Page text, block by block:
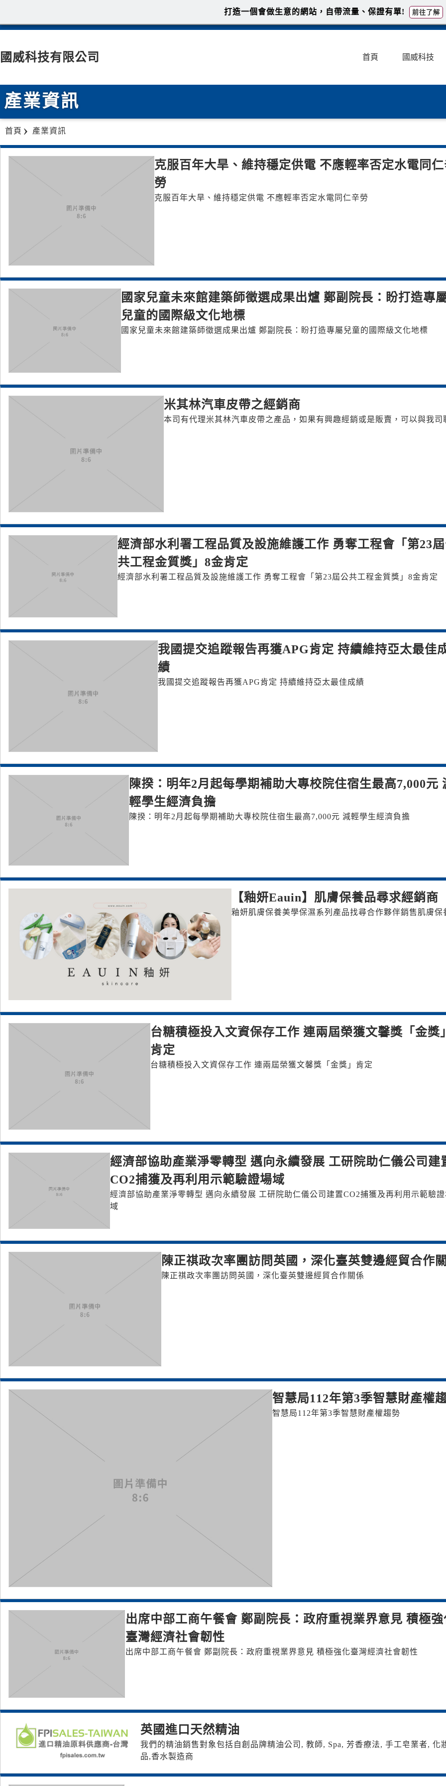
國威科技有限公司 首頁 國威科技
產業資訊
首頁 產業資訊
克服百年大旱、維持穩定供電 不應輕率否定水電同
勞
克服百年大旱、維持穩定供電 不應輕率否定水電同仁辛勞
國家兒童未來館建築師徵選成果出爐 鄭副院長：盼打造專
兒童的國際級文化地標
國家兒童未來館建築師徵選成果出爐 鄭副院長：盼打造專屬兒童的國際級文化地標
米其林汽車皮帶之經銷商
本司有代理米其林汽車皮帶之產品，如果有興趣經銷或是販賣，可以與我司
經濟部水利署工程品質及設施維護工作 勇奪工程會「第23
共工程金質獎」8金肯定
經濟部水利署工程品質及設施維護工作 勇奪工程會「第23屆公共工程金質獎」8金肯定
我國提交追蹤報告再獲APG肯定 持續維持亞太最佳
績
我國提交追蹤報告再獲APG肯定 持續維持亞太最佳成績
陳揆：明年2月起每學期補助大專校院住宿生最高7,000元
輕學生經濟負擔
陳揆：明年2月起每學期補助大專校院住宿生最高7,000元 減輕學生經濟負擔
【釉妍Eauin】肌膚保養品尋求經銷商
釉妍肌膚保養美學保濕系列產品找尋合作夥伴銷售肌膚保
台糖積極投入文資保存工作 連兩屆榮獲文馨獎「金獎
肯定
台糖積極投入文資保存工作 連兩屆榮獲文馨獎「金獎」肯定
經濟部協助產業淨零轉型 邁向永續發展 工研院助仁儀公司建
CO2捕獲及再利用示範驗證場域
經濟部協助產業淨零轉型 邁向永續發展 工研院助仁儀公司建置CO2捕獲及再利用示範驗
域
陳正祺政次率團訪問英國，深化臺英雙邊經貿合作
陳正祺政次率團訪問英國，深化臺英雙邊經貿合作關係
智慧局112年第3季智慧財產權
智慧局112年第3季智慧財產權趨勢
出席中部工商午餐會 鄭副院長：政府重視業界意見 積極強
臺灣經濟社會韌性
出席中部工商午餐會 鄭副院長：政府重視業界意見 積極強化臺灣經濟社會韌性
英國進口天然精油
我們的精油銷售對象包括自創品牌精油公司, 教師, Spa, 芳香療法, 手工皂業者, 化
品,香水製造商
打造一個會做生意的網站，自帶流量、保證有單! 前往了解